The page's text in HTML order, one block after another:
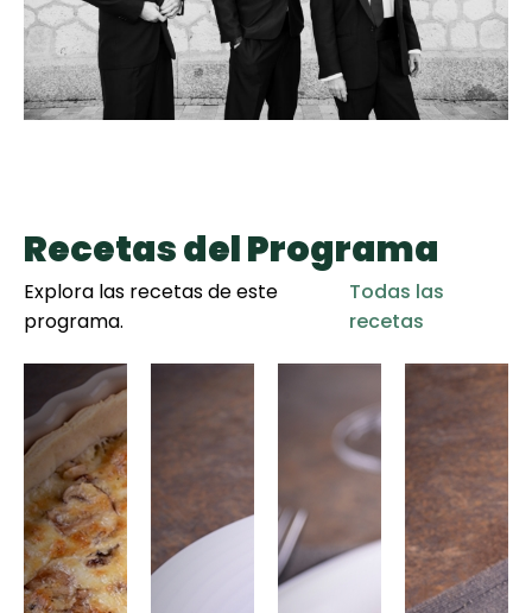
Recetas del Programa
Explora las recetas de este
programa.
Todas las
recetas